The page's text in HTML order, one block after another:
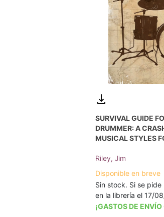
SURVIVAL GUIDE
DRUMMER: A
MUSICAL STYLES
Riley, Jim
Disponible en breve
Sin stock. Si se
en la librería el 17/
¡GASTOS DE